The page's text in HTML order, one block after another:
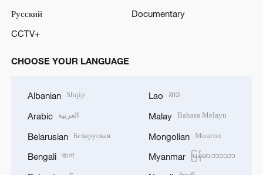
Русский
Documentary
CCTV+
CHOOSE YOUR LANGUAGE
Albanian Shqip
Arabic العربية
Belarusian Беларуская
Bengali বাংলা
Lao ລາວ
Malay Bahasa Melayu
Mongolian Монгол
Myanmar မြန်မာဘာသာ